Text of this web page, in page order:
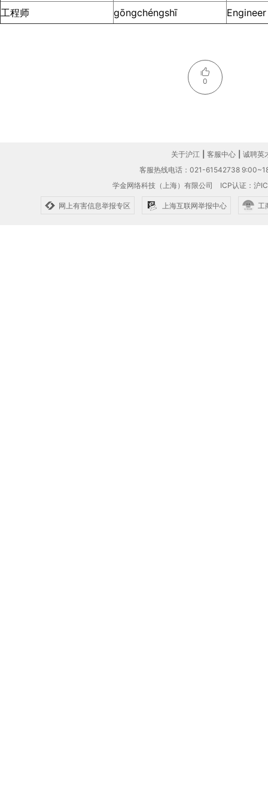
工程师
gōngchéngshī Engineer
0
关于沪江 客服中心
诚聘英
客服热线电话：021-61542738
学金网络科技（上海）有限公司 ICP认证：沪
网上有害信息举报专区 上海互联网举报中心 工